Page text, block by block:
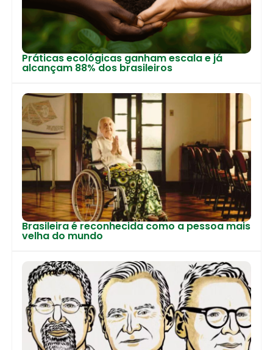
Práticas ecológicas ganham escala e já
alcançam 88% dos brasileiros
Brasileira é reconhecida como a pessoa mais
velha do mundo